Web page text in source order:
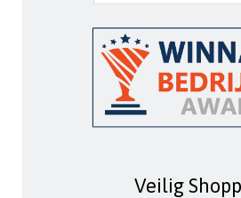
Veilig